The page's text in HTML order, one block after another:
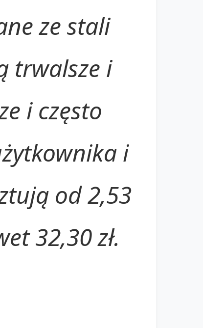
ze stali
trwalsze i
i często
i
od 2,53
32,30 zł.